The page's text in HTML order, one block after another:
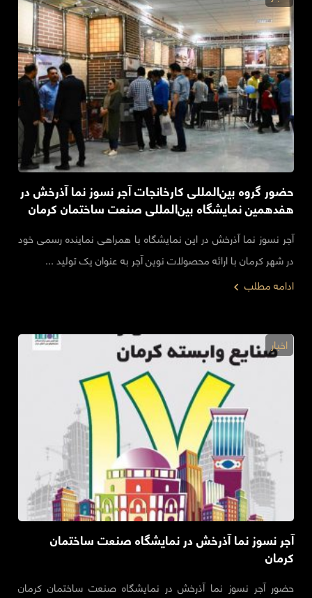
حضور گروه بین‌المللی کارخانجات آجر نسوز نما آذرخش در
هفدهمین نمایشگاه بین‌المللی صنعت ساختمان کرمان
آجر نسوز نما آذرخش در این نمایشگاه با همراهی نماینده رسمی خود
در شهر کرمان با ارائه محصولات نوین آجر به عنوان یک تولید ...
ادامه مطلب
آجر نسوز نما آذرخش در نمایشگاه صنعت ساختمان
کرمان
حضور آجر نسوز نما آذرخش در نمایشگاه صنعت ساختمان کرمان
اخبار